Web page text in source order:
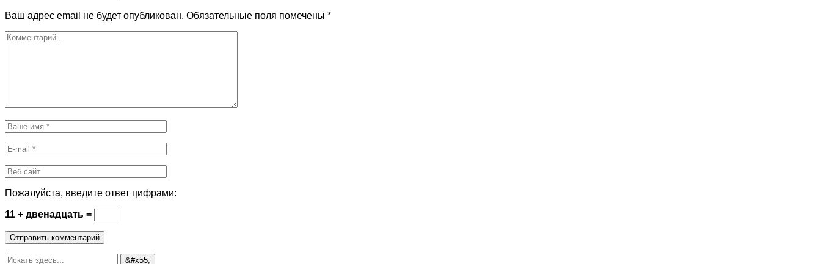
Ваш адрес email не будет опубликован. Обязательные поля помечены *
Пожалуйста, введите ответ цифрами:
11 + двенадцать =